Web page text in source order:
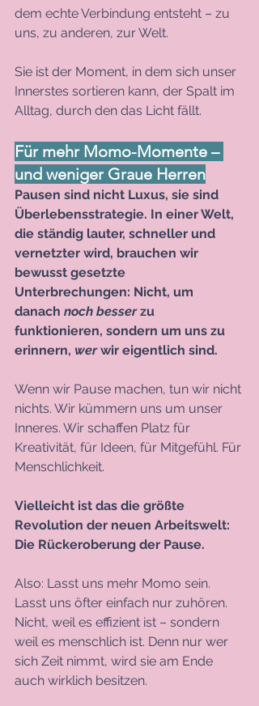
dem echte Verbindung entsteht – zu
uns, zu anderen, zur Welt.
Sie ist der Moment, in dem sich unser
Innerstes sortieren kann, der Spalt im
Alltag, durch den das Licht fällt.
Für mehr Momo-Momente –
und weniger Graue Herren
Pausen sind nicht Luxus, sie sind
Überlebensstrategie. In einer Welt,
die ständig lauter, schneller und
vernetzter wird, brauchen wir
bewusst gesetzte
Unterbrechungen: Nicht, um
danach noch besser zu
funktionieren, sondern um uns zu
erinnern, wer wir eigentlich sind.
Wenn wir Pause machen, tun wir nicht
nichts. Wir kümmern uns um unser
Inneres. Wir schaffen Platz für
Kreativität, für Ideen, für Mitgefühl. Für
Menschlichkeit.
Vielleicht ist das die größte
Revolution der neuen Arbeitswelt:
Die Rückeroberung der Pause.
Also: Lasst uns mehr Momo sein.
Lasst uns öfter einfach nur zuhören.
Nicht, weil es effizient ist – sondern
weil es menschlich ist. Denn nur wer
sich Zeit nimmt, wird sie am Ende
auch wirklich besitzen.